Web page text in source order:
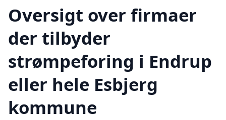
Oversigt over firmaer
der tilbyder
strømpeforing i Endrup
eller hele Esbjerg
kommune